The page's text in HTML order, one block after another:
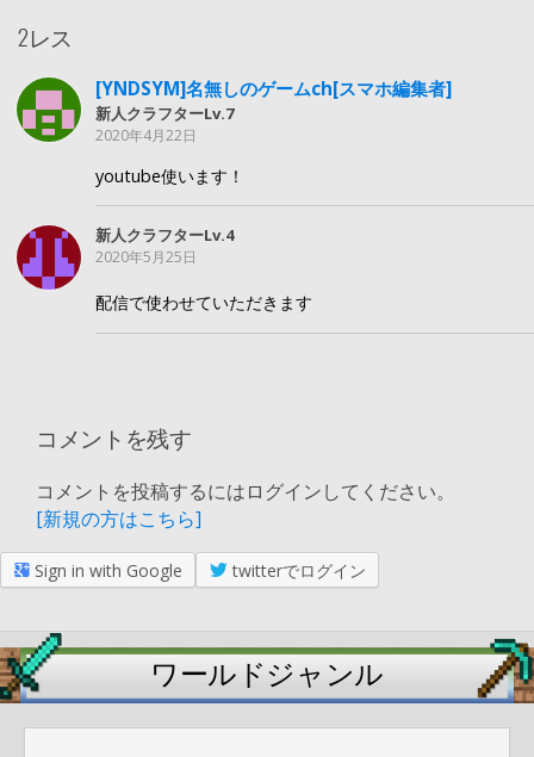
2レス
[YNDSYM]名無しのゲームch[スマホ編集者]
新人クラフターLv.7
2020年4月22日
youtube使います！
新人クラフターLv.4
2020年5月25日
配信で使わせていただきます
コメントを残す
コメントを投稿するにはログインしてください。
[新規の方はこちら]
Sign in with Google twitterでログイン
ワールドジャンル